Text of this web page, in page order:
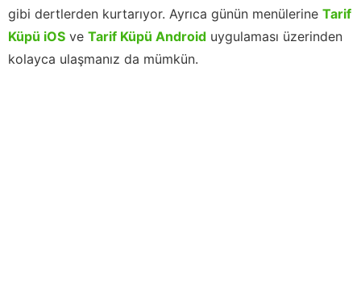
gibi dertlerden kurtarıyor. Ayrıca günün menülerine Tarif
Küpü iOS ve Tarif Küpü Android uygulaması üzerinden
kolayca ulaşmanız da mümkün.